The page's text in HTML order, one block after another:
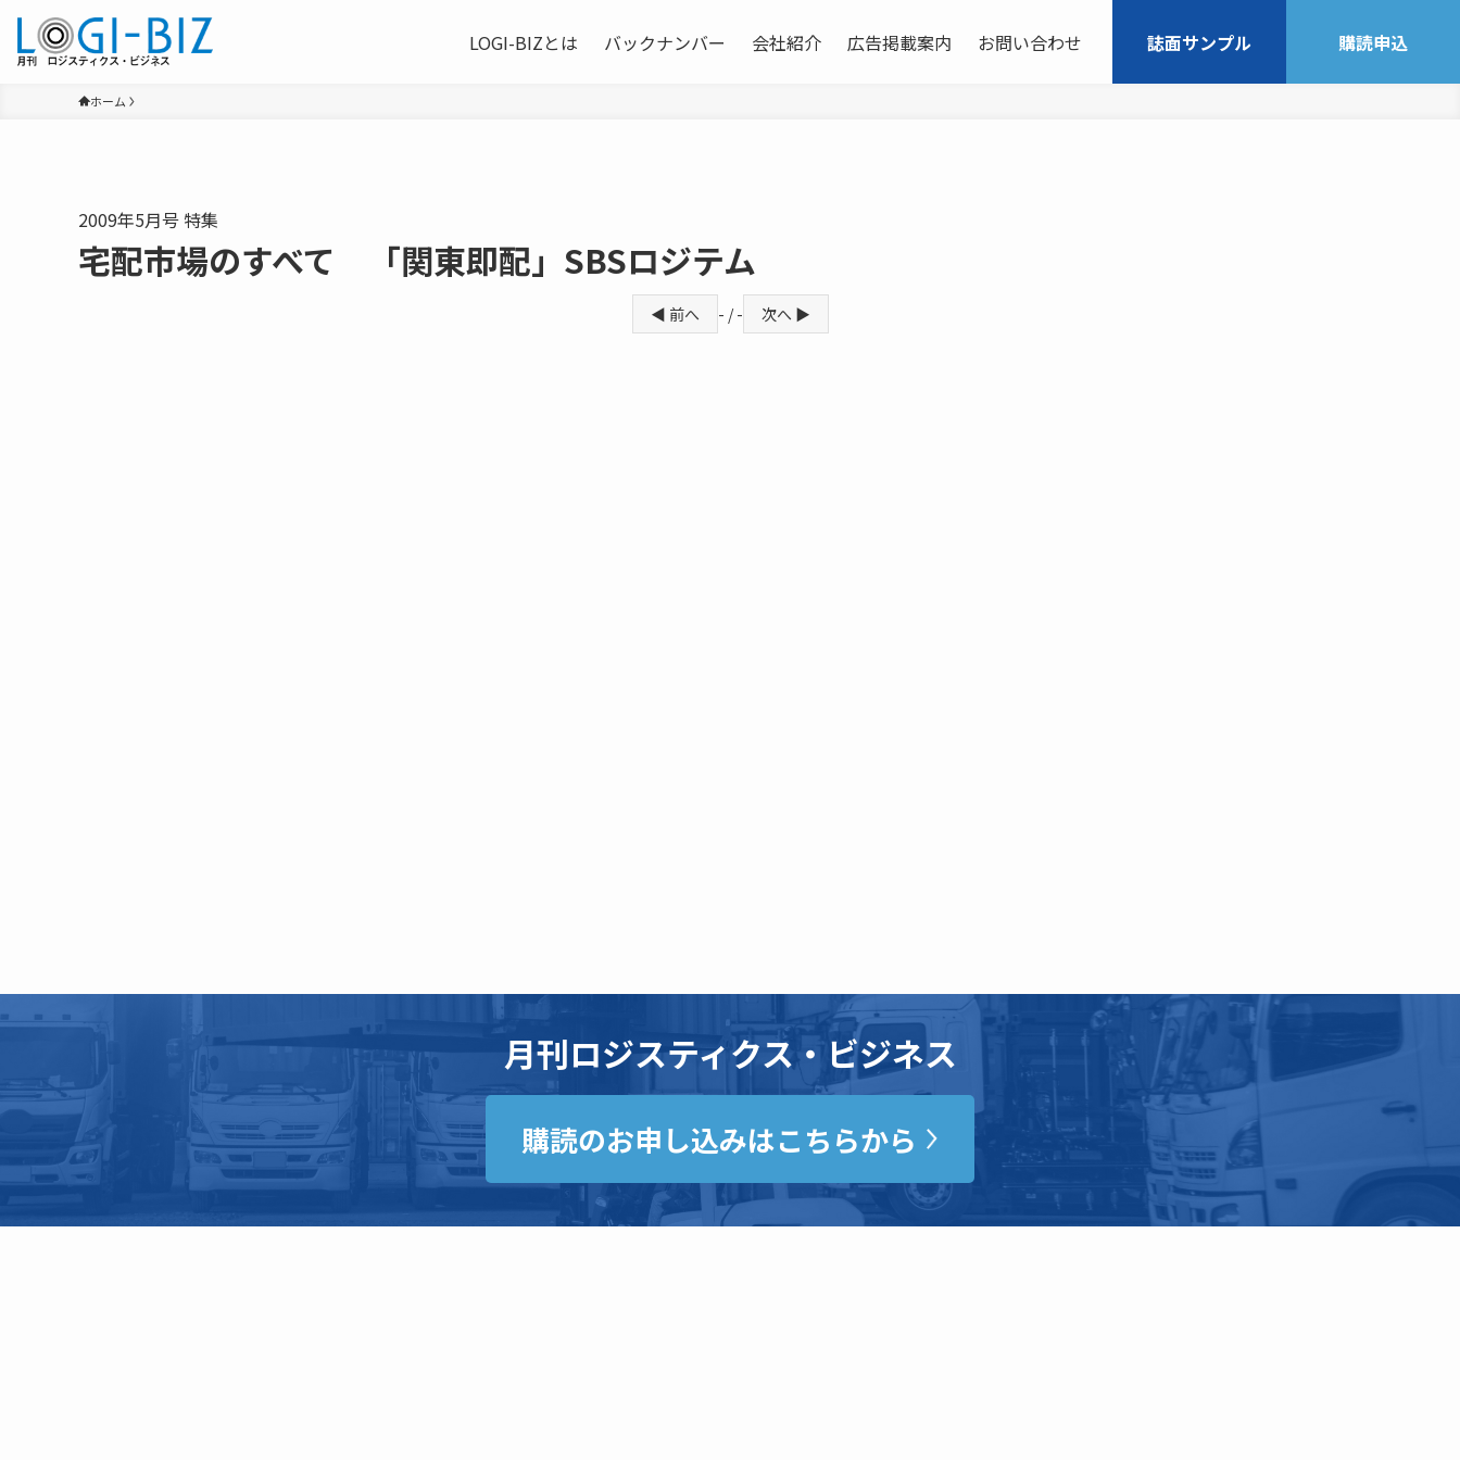
LOGI-BIZとは バックナンバー 会社紹介 広告掲載案内 お問い合わせ 誌面サンプル 購読申込
ホーム
2009年5月号 特集
宅配市場のすべて 「関東即配」SBSロジテム
◀ 前へ - / - 次へ ▶
月刊ロジスティクス・ビジネス
購読のお申し込みはこちらから